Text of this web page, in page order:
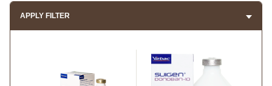
APPLY FILTER